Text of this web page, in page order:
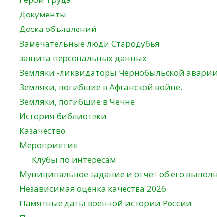
Документы
Доска объявлений
Замечательные люди Стародубья
защита персональных данных
Земляки -ликвидаторы Чернобыльской аварии
Земляки, погибшие в Афганской войне.
Земляки, погибшие в Чечне.
История библиотеки
Казачество
Мероприятия
Клубы по интересам
Муниципальное задание и отчет об его
Независимая оценка качества 2026
Памятные даты военной истории России